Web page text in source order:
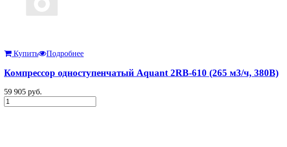
Купить Подробнее
Компрессор одноступенчатый Aquant 2RB-610 (265 м3/ч, 380В)
59 905 руб.